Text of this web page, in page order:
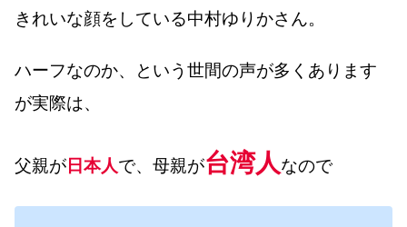
きれいな顔をしている中村ゆりかさん。
ハーフなのか、という世間の声が多くあります
が実際は、
父親が 日本人で、母親が台湾人なので